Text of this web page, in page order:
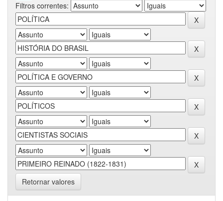
Filtros correntes:
Retornar valores